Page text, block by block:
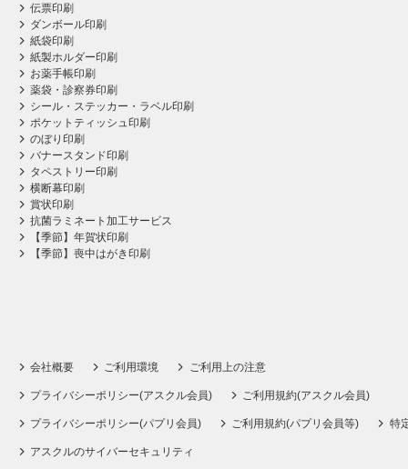
伝票印刷
ダンボール印刷
紙袋印刷
紙製ホルダー印刷
お薬手帳印刷
薬袋・診察券印刷
シール・ステッカー・ラベル印刷
ポケットティッシュ印刷
のぼり印刷
バナースタンド印刷
タペストリー印刷
横断幕印刷
賞状印刷
抗菌ラミネート加工サービス
【季節】年賀状印刷
【季節】喪中はがき印刷
会社概要 ご利用環境 ご利用上の注意
プライバシーポリシー(アスクル会員) ご利用規約(アスクル会員)
プライバシーポリシー(パプリ会員) ご利用規約(パプリ会員等) 特
アスクルのサイバーセキュリティ